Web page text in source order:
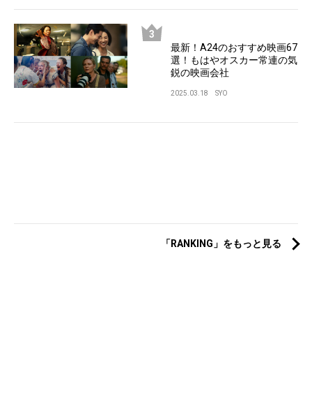
最新！A24のおすすめ映画67
選！もはやオスカー常連の気
鋭の映画会社
2025.03.18 SYO
「RANKING」をもっと見る